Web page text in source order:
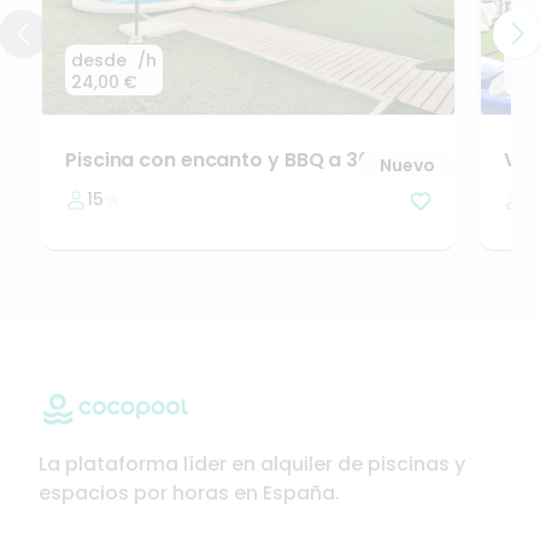
desde
24,00 €
/h
Piscina con encanto y BBQ a 30min
de
15
Nuevo
La plataforma líder en alquiler de piscinas y
espacios por horas en España.